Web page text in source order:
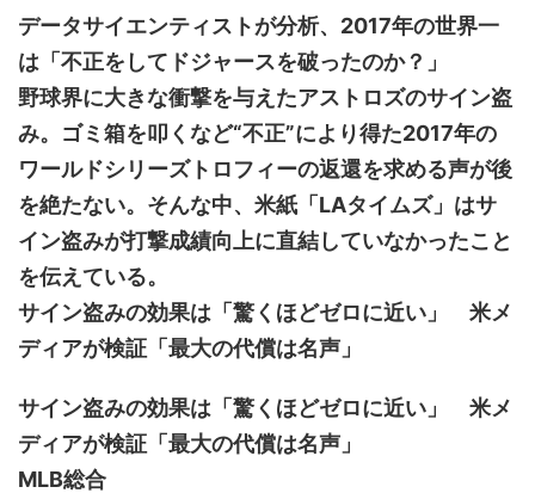
データサイエンティストが分析、2017年の世界一
は「不正をしてドジャースを破ったのか？」
野球界に大きな衝撃を与えたアストロズのサイン盗
み。ゴミ箱を叩くなど“不正”により得た2017年の
ワールドシリーズトロフィーの返還を求める声が後
を絶たない。そんな中、米紙「LAタイムズ」はサ
イン盗みが打撃成績向上に直結していなかったこと
を伝えている。
サイン盗みの効果は「驚くほどゼロに近い」 米メ
ディアが検証「最大の代償は名声」
サイン盗みの効果は「驚くほどゼロに近い」 米メ
ディアが検証「最大の代償は名声」
MLB総合